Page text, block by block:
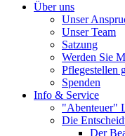
Über uns
Unser
Unser Team
Satzung
Werden Sie
Pflegestellen
Spenden
Info & Service
"Abenteuer"
Die
Der